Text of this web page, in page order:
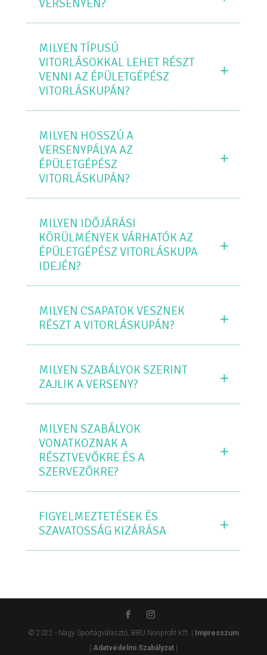
VERSENYEN?
MILYEN TÍPUSÚ
VITORLÁSOKKAL LEHET RÉSZT
VENNI AZ ÉPÜLETGÉPÉSZ
VITORLÁSKUPÁN?
MILYEN HOSSZÚ A
VERSENYPÁLYA AZ
ÉPÜLETGÉPÉSZ
VITORLÁSKUPÁN?
MILYEN IDŐJÁRÁSI
KÖRÜLMÉNYEK VÁRHATÓK AZ
ÉPÜLETGÉPÉSZ VITORLÁSKUPA
IDEJÉN?
MILYEN CSAPATOK VESZNEK
RÉSZT A VITORLÁSKUPÁN?
MILYEN SZABÁLYOK SZERINT
ZAJLIK A VERSENY?
MILYEN SZABÁLYOK
VONATKOZNAK A
RÉSZTVEVŐKRE ÉS A
SZERVEZŐKRE?
FIGYELMEZTETÉSEK ÉS
SZAVATOSSÁG KIZÁRÁSA
© 2022 - Nagy Sportágválasztó, BBU Nonprofit Kft. |
Impresszum
Adatvédelmi Szabályzat|